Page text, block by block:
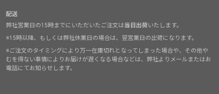
配送
弊社営業日の15時までにいただいたご注文は当日出荷いたします。
※15時以降、もしくは弊社休業日の場合は、翌営業日の出荷になります。
※ご注文のタイミングにより万一在庫切れとなってしまった場合や、その他や
むを得ない事情によりお届けが遅くなる場合などは、弊社よりメールまたはお
電話にてお知らせします。